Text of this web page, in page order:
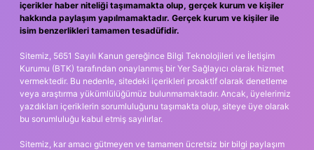
içerikler haber niteliği taşımamakta olup, gerçek kurum ve kişiler
hakkında paylaşım yapılmamaktadır. Gerçek kurum ve kişiler ile
isim benzerlikleri tamamen tesadüfidir.
Sitemiz, 5651 Sayılı Kanun gereğince Bilgi Teknolojileri ve İletişim
Kurumu (BTK) tarafından onaylanmış bir Yer Sağlayıcı olarak hizmet
vermektedir. Bu nedenle, sitedeki içerikleri proaktif olarak denetleme
veya araştırma yükümlülüğümüz bulunmamaktadır. Ancak, üyelerimiz
yazdıkları içeriklerin sorumluluğunu taşımakta olup, siteye üye olarak
bu sorumluluğu kabul etmiş sayılırlar.
Sitemiz, kar amacı gütmeyen ve tamamen ücretsiz bir bilgi paylaşım